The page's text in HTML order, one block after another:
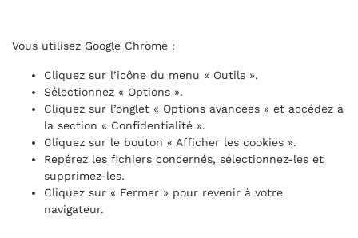
Vous utilisez Google Chrome :
Cliquez sur l’icône du menu « Outils ».
Sélectionnez « Options ».
Cliquez sur l’onglet « Options avancées » et accédez à
la section « Confidentialité ».
Cliquez sur le bouton « Afficher les cookies ».
Repérez les fichiers concernés, sélectionnez-les et
supprimez-les.
Cliquez sur « Fermer » pour revenir à votre
navigateur.